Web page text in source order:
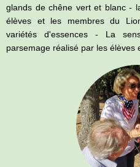
glands de chêne vert et blanc -
élèves et les membres du
variétés d'essences - La
parsemage réalisé par les élèves